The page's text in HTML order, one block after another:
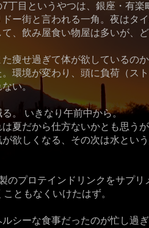
丁目というやつは、銀座・有楽
ー街と言われる一角。夜はタ
、飲み屋食い物屋は多いが、
痩せ過ぎて体が欲しているの
環境が変わり、頭に負荷（ス
ない。
。 いきなり午前中から。
夏だから仕方ないかとも思うが
欲しくなる、その次は水という
のプロテインドリンクをサプリ
ともなくいけたはず。
シーな食事だったのが忙し過